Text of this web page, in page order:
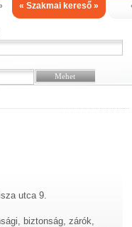
« Szakmai kereső »
utca 9.
biztonság, zárók,